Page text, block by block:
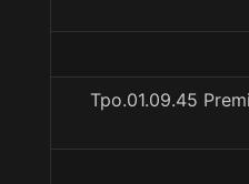
Tpo.01.09.45